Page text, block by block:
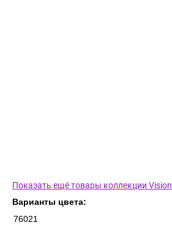
Показать ещё товары коллекции Vision
Варианты цвета:
76021